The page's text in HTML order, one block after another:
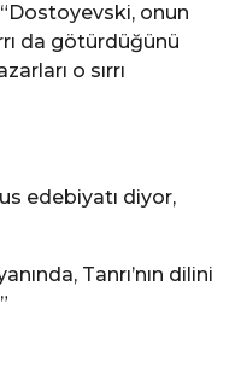
onun
da götürdüğünü
o sırrı
edebiyatı diyor,
Tanrı’nın dilini